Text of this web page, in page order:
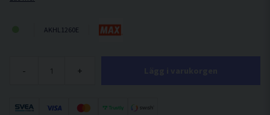
AKHL1260E
- +